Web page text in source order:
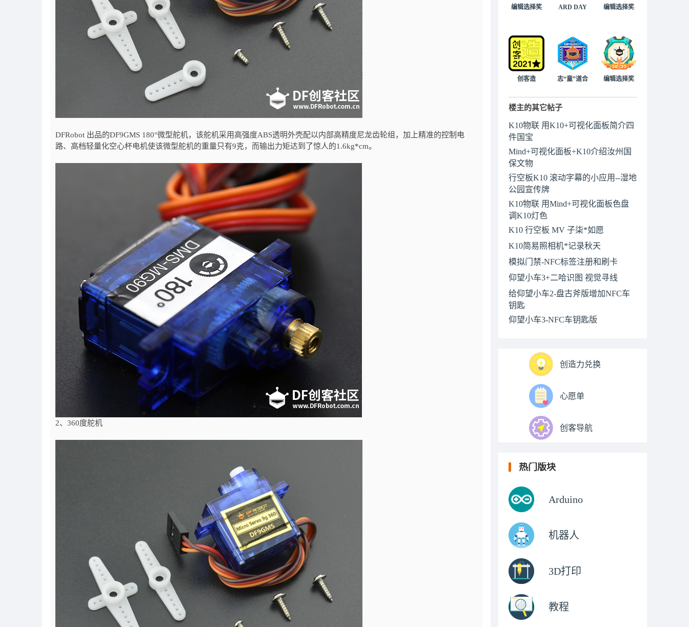
DFRobot 出品的DF9GMS 180°微型舵机，该舵机采用高强度ABS透明外壳配以内部高精度尼龙齿轮组，加上精准的控制电
路、高档轻量化空心杯电机使该微型舵机的重量只有9克，而输出力矩达到了惊人的1.6kg*cm。
2、360度舵机
编辑选择奖 ARD DAY 编辑选择奖
创客造 志“童”道合 编辑选择奖
楼主的其它帖子
K10物联 用K10+可视化面板简介四
件国宝
Mind+可视化面板+K10介绍汝州国
保文物
行空板K10 滚动字幕的小应用--湿地
公园宣传牌
K10物联 用Mind+可视化面板色盘
调K10灯色
K10 行空板 MV 子柒*如愿
K10简易照相机*记录秋天
模拟门禁-NFC标签注册和刷卡
仰望小车3+二哈识图 视觉寻线
给仰望小车2-盘古斧版增加NFC车
钥匙
仰望小车3-NFC车钥匙版
创造力兑换
心愿单
创客导航
热门版块
Arduino
机器人
3D打印
教程